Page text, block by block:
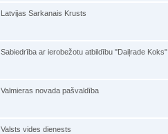
Latvijas Sarkanais Krusts
Sabiedrība ar ierobežotu atbildību "Daiļrade Koks"
Valmieras novada pašvaldība
Valsts vides dienests